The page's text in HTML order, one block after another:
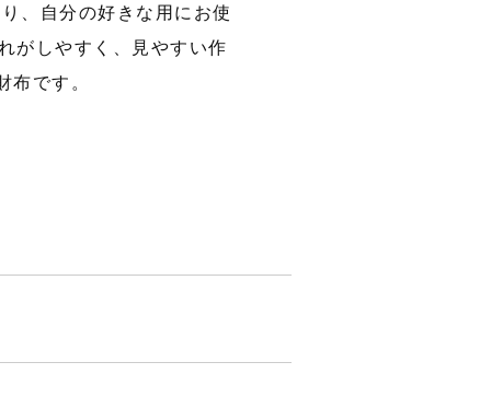
、自分の好きな用にお使
がしやすく、見やすい作
布です。